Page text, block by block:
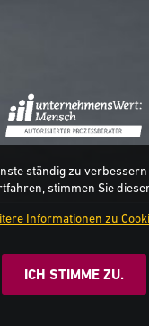
ständig zu
stimmen Sie
Informationen zu
ICH STIMME ZU.